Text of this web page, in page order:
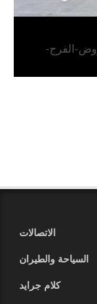
الفرج-
الاتصالات
السياحة والطيران
كلام جرايد